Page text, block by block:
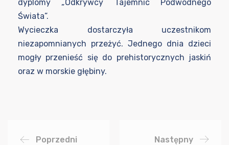
dyplomy „Odkrywcy Tajemnic Podwodnego
Świata”.
Wycieczka dostarczyła uczestnikom
niezapomnianych przeżyć. Jednego dnia dzieci
mogły przenieść się do prehistorycznych jaskiń
oraz w morskie głębiny.
Poprzedni Następny